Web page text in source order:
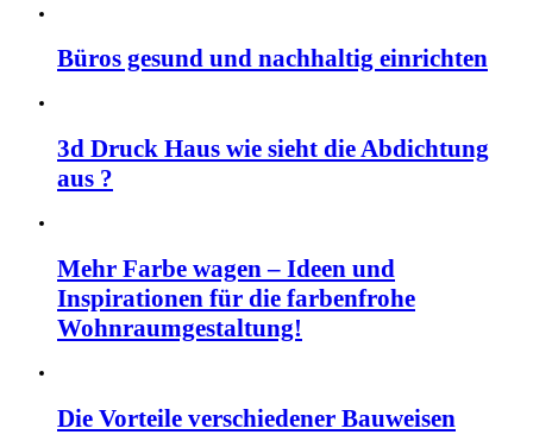
Büros gesund und nachhaltig einrichten
3d Druck Haus wie sieht die Abdichtung
aus ?
Mehr Farbe wagen – Ideen und
Inspirationen für die farbenfrohe
Wohnraumgestaltung!
Die Vorteile verschiedener Bauweisen